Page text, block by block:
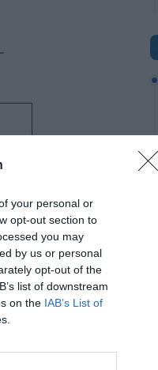
your personal or
opt-out section to
you may
by us or personal
opt-out of the
list of downstream
on the IAB’s List of